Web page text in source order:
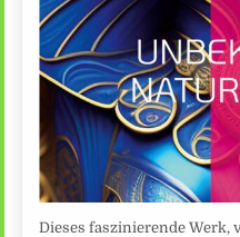
Dieses faszinierende Werk,